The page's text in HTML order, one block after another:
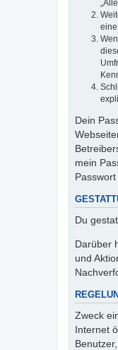
Dein
mein
Du
Darüber
und
Zweck
Internet